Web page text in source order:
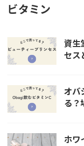
ビタミン
資生
セス
オバ
る？
ホワ